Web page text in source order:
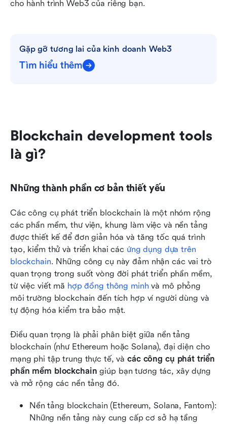
cho hành trình Web3 của riêng bạn.
Gặp gỡ tương lai của kinh doanh Web3
Tìm hiểu thêm
Blockchain development tools
là gì?
Những thành phần cơ bản thiết yếu
Các công cụ phát triển blockchain là một nhóm rộng
các phần mềm, thư viện, khung làm việc và nền tảng
được thiết kế để đơn giản hóa và tăng tốc quá trình
tạo, kiểm thử và triển khai các ứng dụng dựa trên
blockchain. Những công cụ này đảm nhận các vai trò
quan trọng trong suốt vòng đời phát triển phần mềm,
từ việc viết mã hợp đồng thông minh và mô phỏng
môi trường blockchain đến tích hợp ví người dùng và
tự động hóa kiểm tra bảo mật.
Điều quan trọng là phải phân biệt giữa nền tảng
blockchain (như Ethereum hoặc Solana), đại diện cho
mạng phi tập trung thực tế, và các công cụ phát triển
phần mềm blockchain giúp bạn tương tác, xây dựng
và mở rộng các nền tảng đó.
Nền tảng blockchain (Ethereum, Solana, Fantom):
Những nền tảng này cung cấp cơ sở hạ tầng